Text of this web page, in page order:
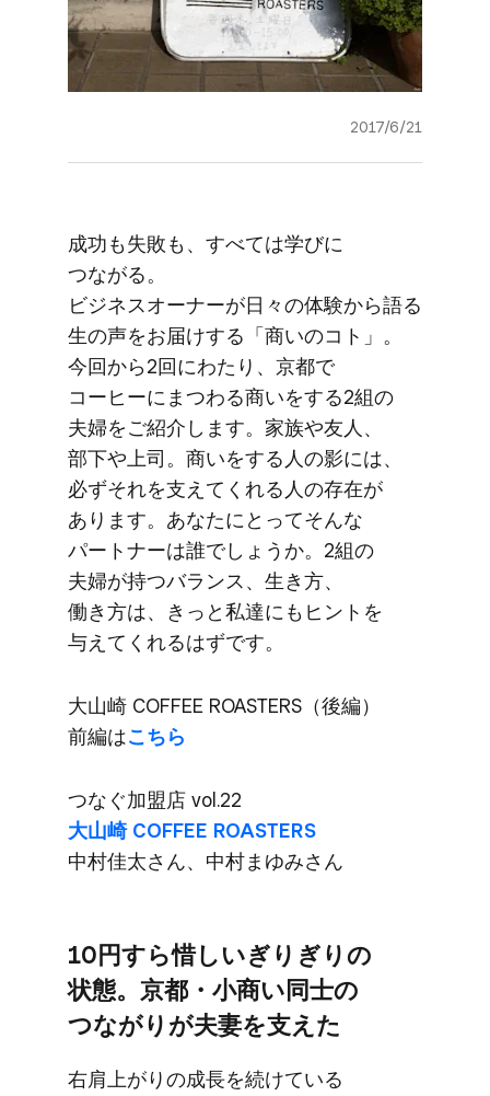
2017/6/21
成功も​失敗も、​すべては​学びに​
つながる。​
ビジネスオーナーが​日々の​体験から​語る​
生の​声を​お届けする​「商いの​コト」。​
今回から​2回に​わたり、​京都で​
コーヒーに​まつわる​商いを​する​2組の​
夫婦を​ご紹介します。​家族や​友人、​
部下や​上司。​商いを​する​人の​影には、​
必ず​それを​支えてくれる​人の​存在が​
あります。​あなたに​とって​そんな​
パートナーは​誰でしょうか。​2組の​
夫婦が​持つバランス、​生き方、​
働き方は、​きっと​私達にも​ヒントを​
与えてくれる​はずです。
大山崎 COFFEE ROASTERS​（後編）​
前編は​こちら
つなぐ​加盟店 vol.22
大山崎 COFFEE ROASTERS
中村佳太さん、​中村まゆみさん
10円すら​惜しい​ぎりぎりの​
状態。​京都・​小商い​同士の​
つながりが​夫妻を​支えた
右肩​上がりの​成長を​続けている​